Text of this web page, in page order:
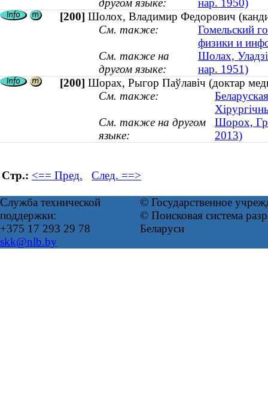
другом языке:
нар. 1950)
[200] Шолох, Владимир Федорович
См. также:
Гомельский
физики и
См. также на
другом языке:
Шолах,
нар. 1951)
[200] Шорах, Рыгор Паўлавіч (доктар
См. также:
См. также на другом
языке:
Шорох,
2013)
Стр.: <== Пред. След. ==>
Служба технической
поддержки:
+375 17 293 29 78
skk@nlb.by
© Государственное
© Поисковая система
Беларуси